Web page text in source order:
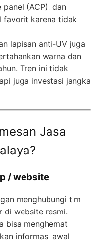
(ACP), dan
favorit karena tidak
lapisan anti-UV juga
warna dan
Tren ini tidak
juga investasi jangka
Jasa
/ website
menghubungi tim
di website resmi.
bisa menghemat
informasi awal